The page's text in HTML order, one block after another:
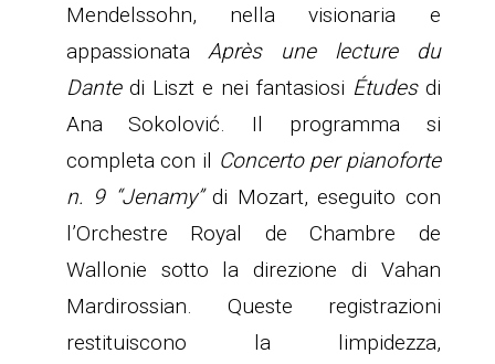
Mendelssohn, nella visionaria e
appassionataAprès une lecture du
Dante di Liszt e nei fantasiosi Étudesdi
Ana Sokolović. Il programma si
completa con il Concerto per pianoforte
n. 9 “Jenamy”di Mozart, eseguito con
l’Orchestre Royal de Chambre de
Wallonie sotto la direzione di Vahan
Mardirossian. Queste registrazioni
restituiscono la limpidezza,